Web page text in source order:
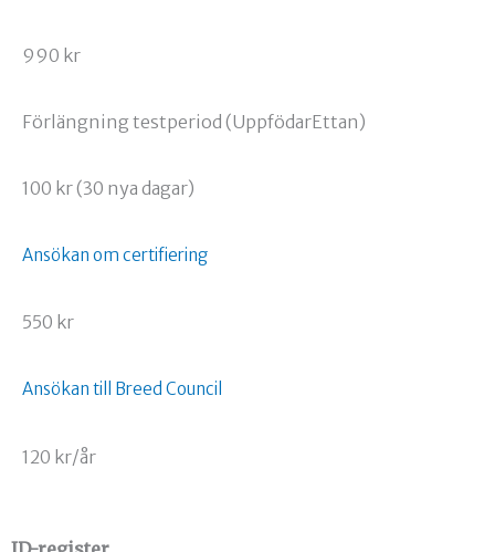
990 kr
Förlängning testperiod (UppfödarEttan)
100 kr (30 nya dagar)
Ansökan om certifiering
550 kr
Ansökan till Breed Council
120 kr/år